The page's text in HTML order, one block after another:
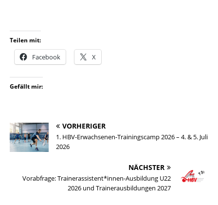
Teilen mit:
Facebook X
Gefällt mir:
VORHERIGER
1. HBV-Erwachsenen-Trainingscamp 2026 – 4. & 5. Juli
2026
NÄCHSTER
Vorabfrage: Trainerassistent*innen-Ausbildung U22
2026 und Trainerausbildungen 2027